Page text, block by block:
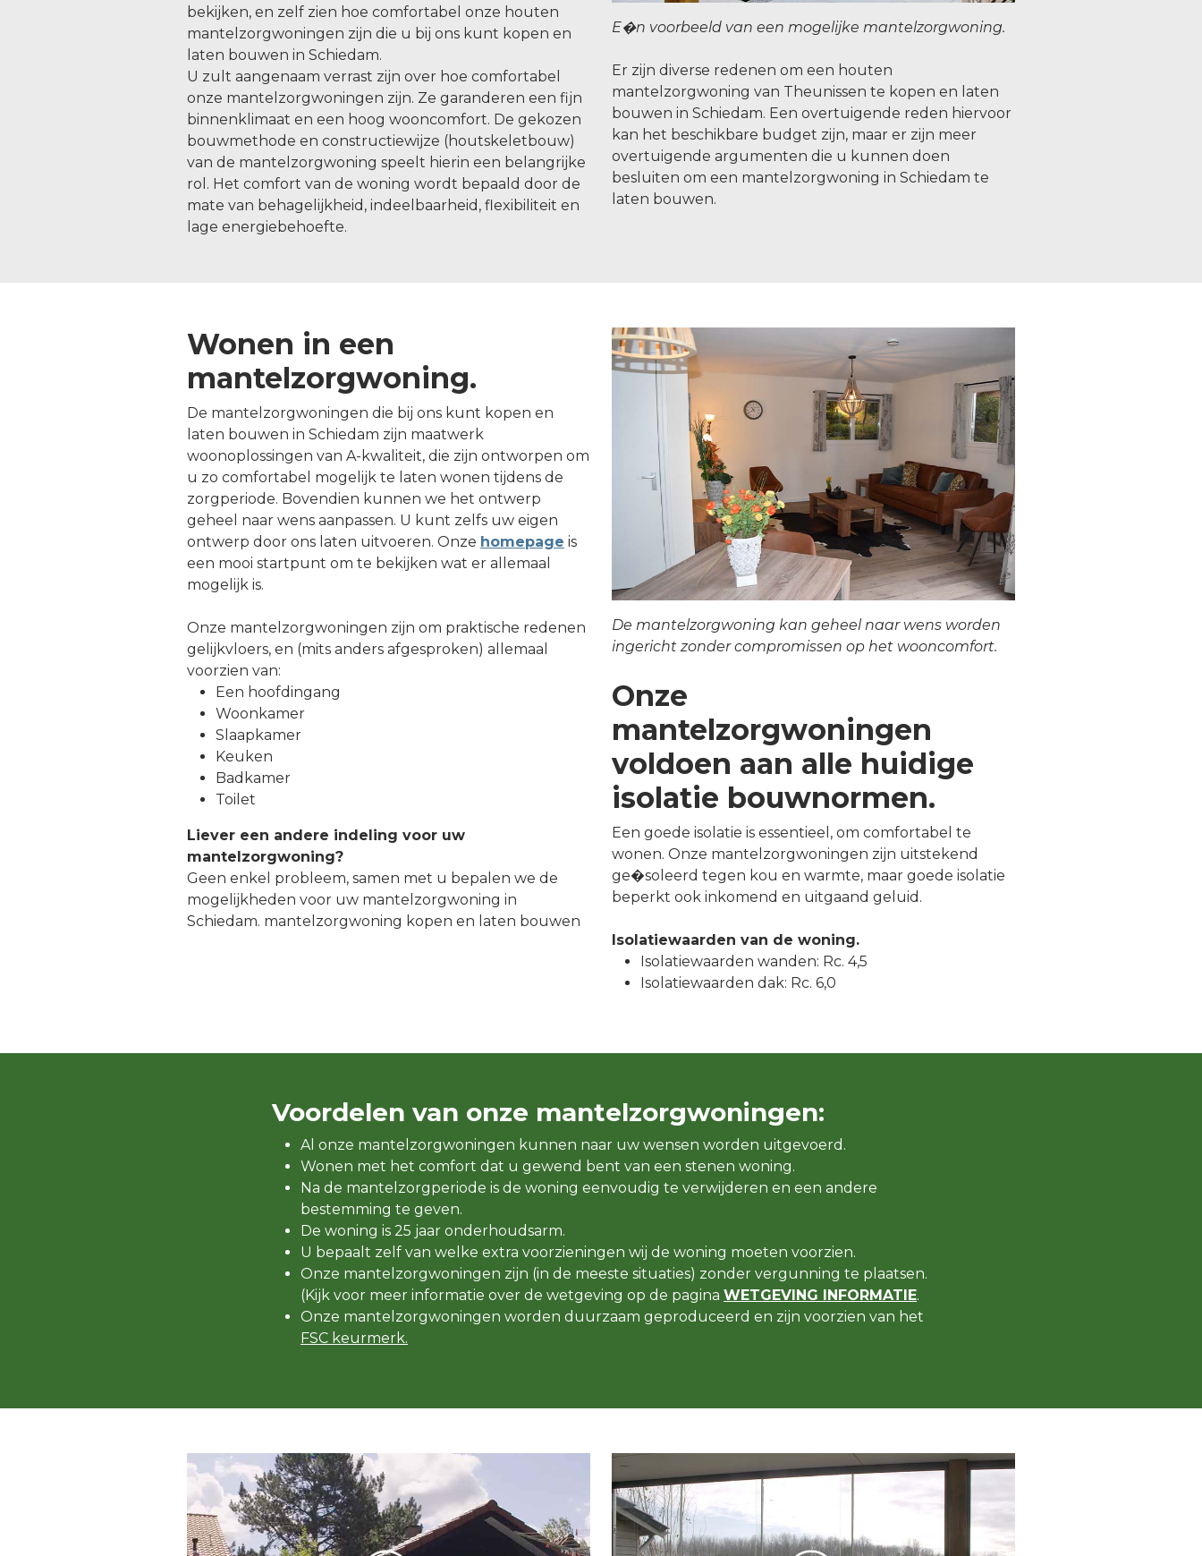
bekijken, en zelf zien hoe comfortabel onze houten
mantelzorgwoningen zijn die u bij ons kunt kopen en
laten bouwen in Schiedam.
U zult aangenaam verrast zijn over hoe comfortabel
onze mantelzorgwoningen zijn. Ze garanderen een fijn
binnenklimaat en een hoog wooncomfort. De gekozen
bouwmethode en constructiewijze (houtskeletbouw)
van de mantelzorgwoning speelt hierin een belangrijke
rol. Het comfort van de woning wordt bepaald door de
mate van behagelijkheid, indeelbaarheid, flexibiliteit en
lage energiebehoefte.
E�n voorbeeld van een mogelijke mantelzorgwoning.
Er zijn diverse redenen om een houten
mantelzorgwoning van Theunissen te kopen en laten
bouwen in Schiedam. Een overtuigende reden hiervoor
kan het beschikbare budget zijn, maar er zijn meer
overtuigende argumenten die u kunnen doen
besluiten om een mantelzorgwoning in Schiedam te
laten bouwen.
Wonen in een
mantelzorgwoning.
De mantelzorgwoningen die bij ons kunt kopen en
laten bouwen in Schiedam zijn maatwerk
woonoplossingen van A-kwaliteit, die zijn ontworpen om
u zo comfortabel mogelijk te laten wonen tijdens de
zorgperiode. Bovendien kunnen we het ontwerp
geheel naar wens aanpassen. U kunt zelfs uw eigen
ontwerp door ons laten uitvoeren. Onze homepage is
een mooi startpunt om te bekijken wat er allemaal
mogelijk is.
Onze mantelzorgwoningen zijn om praktische redenen
gelijkvloers, en (mits anders afgesproken) allemaal
voorzien van:
Een hoofdingang
Woonkamer
Slaapkamer
Keuken
Badkamer
Toilet
Liever een andere indeling voor uw
mantelzorgwoning?
Geen enkel probleem, samen met u bepalen we de
mogelijkheden voor uw mantelzorgwoning in
Schiedam. mantelzorgwoning kopen en laten bouwen
De mantelzorgwoning kan geheel naar wens worden
ingericht zonder compromissen op het wooncomfort.
Onze
mantelzorgwoningen
voldoen aan alle huidige
isolatie bouwnormen.
Een goede isolatie is essentieel, om comfortabel te
wonen. Onze mantelzorgwoningen zijn uitstekend
ge�soleerd tegen kou en warmte, maar goede isolatie
beperkt ook inkomend en uitgaand geluid.
Isolatiewaarden van de woning.
Isolatiewaarden wanden: Rc. 4,5
Isolatiewaarden dak: Rc. 6,0
Voordelen van onze mantelzorgwoningen:
Al onze mantelzorgwoningen kunnen naar uw wensen worden uitgevoerd.
Wonen met het comfort dat u gewend bent van een stenen woning.
Na de mantelzorgperiode is de woning eenvoudig te verwijderen en een andere
bestemming te geven.
De woning is 25 jaar onderhoudsarm.
U bepaalt zelf van welke extra voorzieningen wij de woning moeten voorzien.
Onze mantelzorgwoningen zijn (in de meeste situaties) zonder vergunning te plaatsen.
(Kijk voor meer informatie over de wetgeving op de pagina WETGEVING INFORMATIE.
Onze mantelzorgwoningen worden duurzaam geproduceerd en zijn voorzien van het
FSC keurmerk.